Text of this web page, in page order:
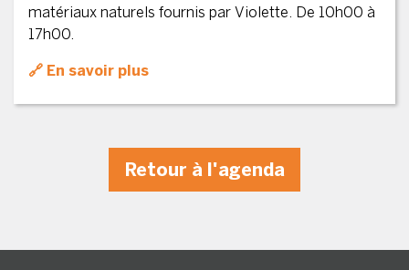
matériaux naturels fournis par Violette. De 10h00 à
17h00.
En savoir plus
Retour à l'agenda